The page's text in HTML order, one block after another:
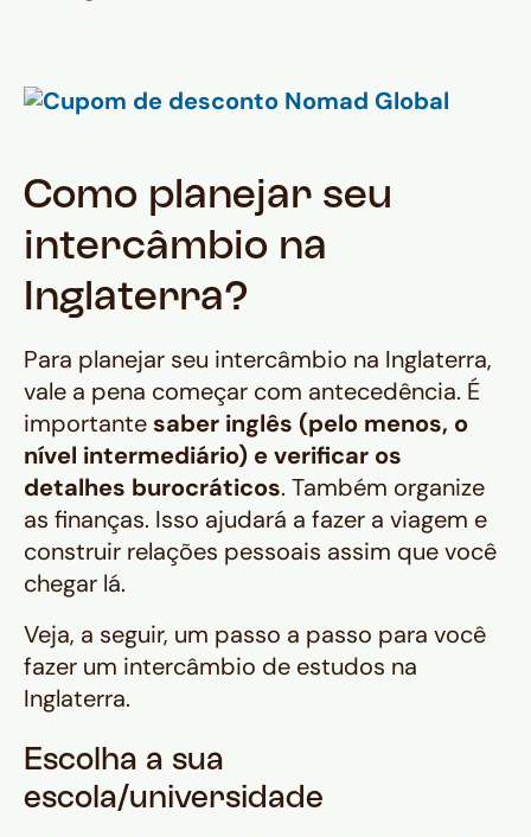
Como planejar seu
intercâmbio na
Inglaterra?
Para planejar seu intercâmbio na Inglaterra,
vale a pena começar com antecedência. É
importante saber inglês (pelo menos, o
nível intermediário) e verificar os
detalhes burocráticos. Também organize
as finanças. Isso ajudará a fazer a viagem e
construir relações pessoais assim que você
chegar lá.
Veja, a seguir, um passo a passo para você
fazer um intercâmbio de estudos na
Inglaterra.
Escolha a sua
escola/universidade